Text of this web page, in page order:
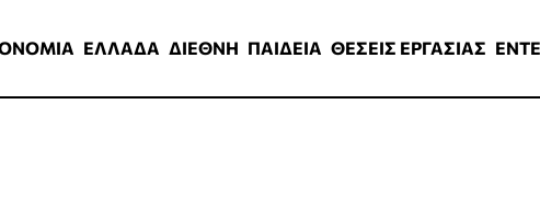
ΕΛΛΑΔΑ ΔΙΕΘΝΗ ΠΑΙΔΕΙΑ ΘΕΣΕΙΣ ΕΡΓΑΣΙΑΣ